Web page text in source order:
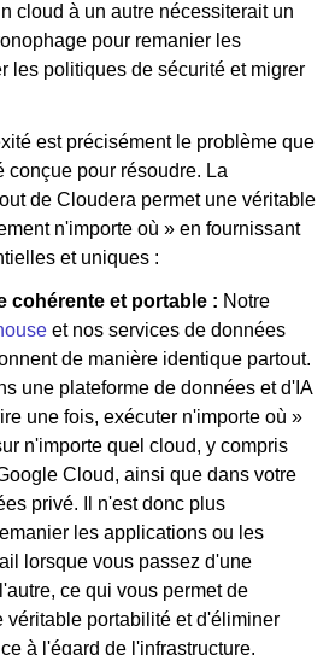
cloud à un autre nécessiterait un
pour remanier les
les politiques de sécurité et migrer
est précisément le problème que
conçue pour résoudre. La
de Cloudera permet une véritable
n'importe où » en fournissant
et uniques :
cohérente et portable : Notre
et nos services de données
de manière identique partout.
une plateforme de données et d'IA
une fois, exécuter n'importe où »
n'importe quel cloud, y compris
Cloud, ainsi que dans votre
privé. Il n'est donc plus
les applications ou les
lorsque vous passez d'une
ce qui vous permet de
véritable portabilité et d'éliminer
à l'égard de l'infrastructure.